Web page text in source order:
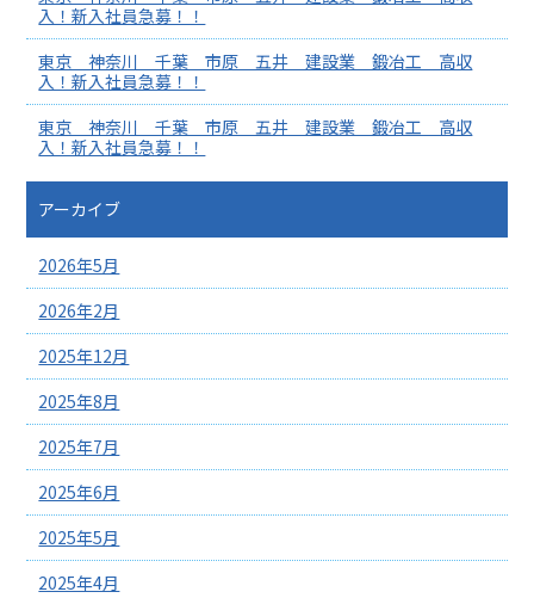
入！新入社員急募！！
東京 神奈川 千葉 市原 五井 建設業 鍛冶工 高収
入！新入社員急募！！
東京 神奈川 千葉 市原 五井 建設業 鍛冶工 高収
入！新入社員急募！！
アーカイブ
2026年5月
2026年2月
2025年12月
2025年8月
2025年7月
2025年6月
2025年5月
2025年4月